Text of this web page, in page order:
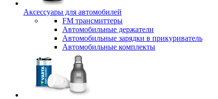
Аксессуары для автомобилей
FM трансмиттеры
Автомобильные держатели
Автомобильные зарядки в прикуриватель
Автомобильные комплекты